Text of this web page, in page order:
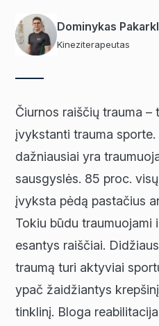
Dominykas
Kineziterapeutas
Čiurnos raiščių trauma –
įvykstanti trauma
dažniausiai yra
sausgyslės. 85 proc.
įvyksta pėdą pastačius
Tokiu būdu traumuojami
esantys raiščiai.
traumą turi aktyviai
ypač žaidžiantys
tinklinį. Bloga